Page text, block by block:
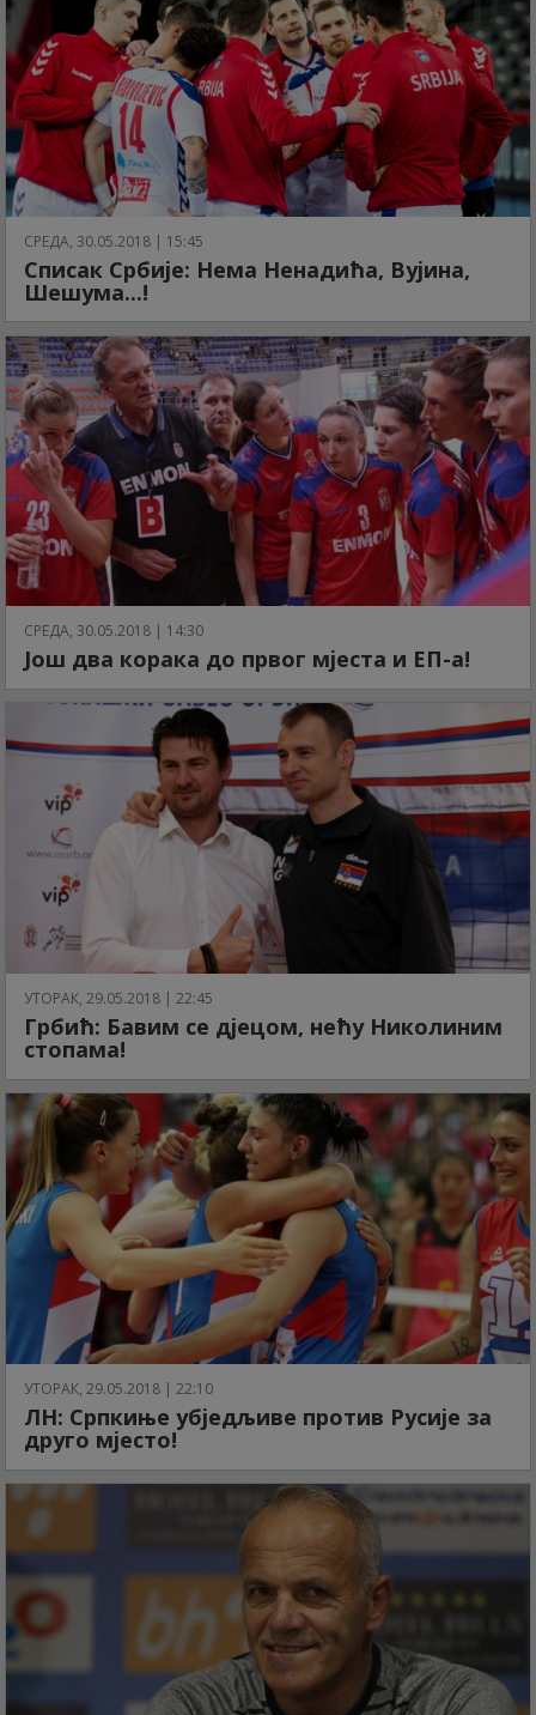
СРЕДА, 30.05.2018 | 15:45
Списак Србије: Нема Ненадића, Вујина,
Шешума...!
СРЕДА, 30.05.2018 | 14:30
Још два корака до првог мјеста и ЕП-а!
УТОРАК, 29.05.2018 | 22:45
Грбић: Бавим се дјецом, нећу Николиним
стопама!
УТОРАК, 29.05.2018 | 22:10
ЛН: Српкиње убједљиве против Русије за
друго мјесто!